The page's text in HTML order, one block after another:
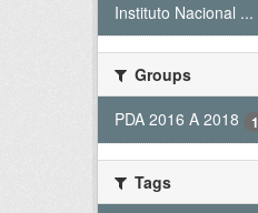
Instituto Nacional ...
Groups
PDA 2016 A 2018
1
Tags